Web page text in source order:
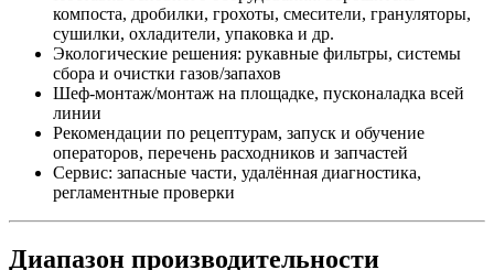
компоста, дробилки, грохоты, смесители, грануляторы,
сушилки, охладители, упаковка и др.
Экологические решения: рукавные фильтры, системы
сбора и очистки газов/запахов
Шеф-монтаж/монтаж на площадке, пусконаладка всей
линии
Рекомендации по рецептурам, запуск и обучение
операторов, перечень расходников и запчастей
Сервис: запасные части, удалённая диагностика,
регламентные проверки
Диапазон производительности